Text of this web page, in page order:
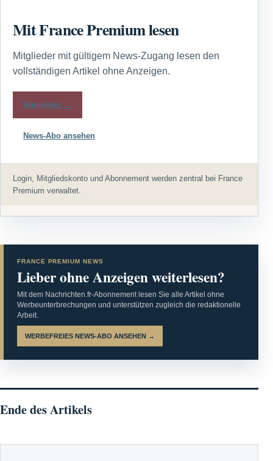
Mit France Premium lesen
Mitglieder mit gültigem News-Zugang lesen den
vollständigen Artikel ohne Anzeigen.
Anmelden →
News-Abo ansehen
Login, Mitgliedskonto und Abonnement werden zentral bei France
Premium verwaltet.
FRANCE PREMIUM NEWS
Lieber ohne Anzeigen weiterlesen?
Mit dem Nachrichten.fr-Abonnement lesen Sie alle Artikel ohne
Werbeunterbrechungen und unterstützen zugleich die redaktionelle
Arbeit.
WERBEFREIES NEWS-ABO ANSEHEN →
Ende des Artikels